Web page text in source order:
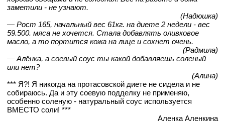
заметили - не узнают.
(Надюшка)
— Рост 165, начальный вес 61кг. на диете 2 недели - вес
59.500. мяса не хочется. Стала добавлять оливковое
масло, а то портится кожа на лице и сохнет очень.
(Радмила)
— Алёнка, а соевый соус ты какой добавляешь соленый
или нет?
(Алина)
*** Я?! Я никогда на протасовской диете не сидела и не
собираюсь. Да и эту соевую подделку не применяю,
особенно соленую - натуральный соус используется
ВМЕСТО соли! ***
Аленка Аленкина